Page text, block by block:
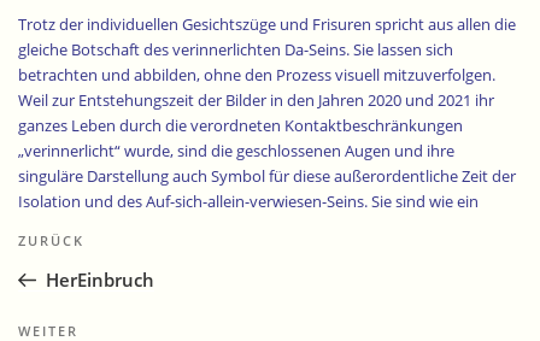
Trotz der individuellen Gesichtszüge und Frisuren spricht aus allen die
gleiche Botschaft des verinnerlichten Da-Seins. Sie lassen sich
betrachten und abbilden, ohne den Prozess visuell mitzuverfolgen.
Weil zur Entstehungszeit der Bilder in den Jahren 2020 und 2021 ihr
ganzes Leben durch die verordneten Kontaktbeschränkungen
„verinnerlicht“ wurde, sind die geschlossenen Augen und ihre
singuläre Darstellung auch Symbol für diese außerordentliche Zeit der
Isolation und des Auf-sich-allein-verwiesen-Seins. Sie sind wie ein
nach unten schauen und „lockdown“ – Ausgangssperre.
die Augen der portraitierten Personen. Weil diese den Betrachter nicht
Beitragsnavigation
Vorheriger
Beitrag
ZURÜCK
HerEinbruch
Nächster
WEITER